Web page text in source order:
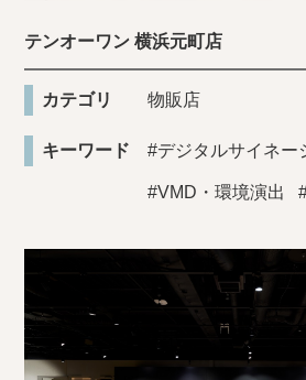
テンオーワン 横浜元町店
カテゴリ 物販店
キーワード #デジタルサイネー
#VMD・環境演出